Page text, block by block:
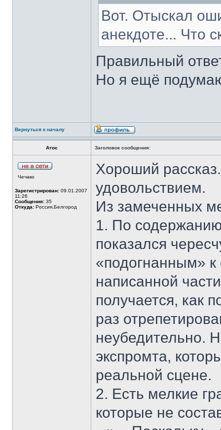
Вот. Отыскал
анекдоте... Что
Правильный
Но я ещё
Вернуться к началу
Атос Заголовок сообщения:
Чечако
Зарегистрирован: 09.01.2007
11:26
Сообщения: 35
Откуда: Россия,Белгород
Хороший
удовольствием.
Из замеченных
1. По
показался
«подогнанным» к
написанной
получается, как
раз
неубедительно.
экспромта,
реальной сцене.
2. Есть мелкие
которые не